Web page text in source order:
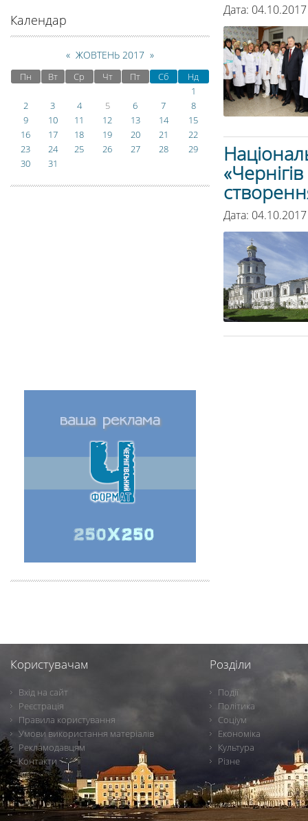
Дата:
Дата:
Календар
« ЖОВТЕНЬ 2017 »
Пн Вт Ср Чт Пт Сб
Нд
1
2
3 4 5 6 7
8
9
10 11 12 13 14
15
16
17 18 19 20 21
22
23
24 25 26 27 28
29
30
31
Користувачам
Вхід на сайт
Реєстрація
Правила користування
Умови використання матеріалів
Рекламодавцям
Контакти
Розділи
Події
Політика
Соціум
Економіка
Культура
Різне